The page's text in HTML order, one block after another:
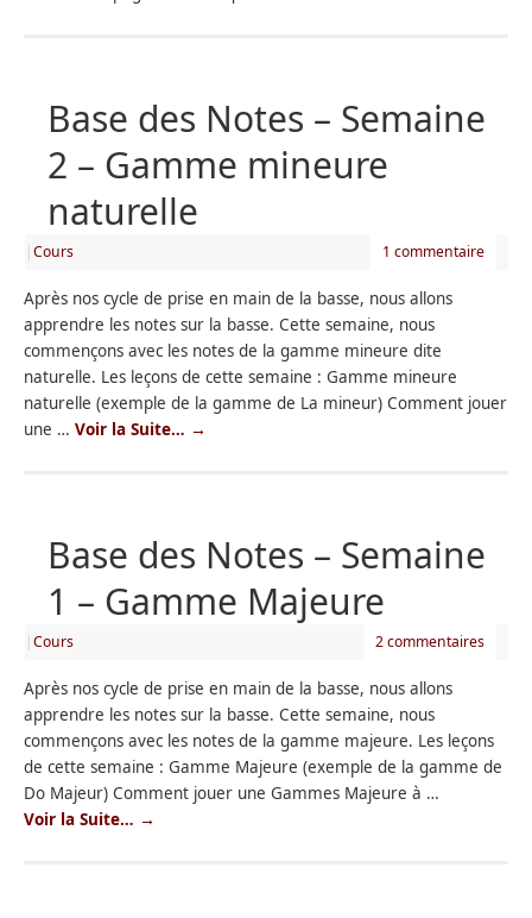
Base des Notes – Semaine
2 – Gamme mineure
naturelle
|Cours 1 commentaire
Après nos cycle de prise en main de la basse, nous allons
apprendre les notes sur la basse. Cette semaine, nous
commençons avec les notes de la gamme mineure dite
naturelle. Les leçons de cette semaine : Gamme mineure
naturelle (exemple de la gamme de La mineur) Comment jouer
une …Voir la Suite… →
Base des Notes – Semaine
1 – Gamme Majeure
|Cours 2 commentaires
Après nos cycle de prise en main de la basse, nous allons
apprendre les notes sur la basse. Cette semaine, nous
commençons avec les notes de la gamme majeure. Les leçons
de cette semaine : Gamme Majeure (exemple de la gamme de
Do Majeur) Comment jouer une Gammes Majeure à …
Voir la Suite… →